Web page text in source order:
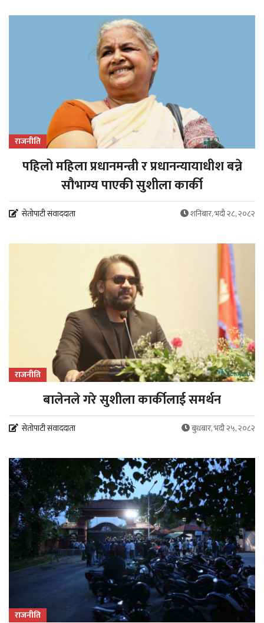
राजनीति
पहिलो महिला प्रधानमन्त्री र प्रधानन्यायाधीश बन्ने
सौभाग्य पाएकी सुशीला कार्की
सेतोपाटी संवाददाता शनिबार, भदौ २८, २०८२
राजनीति
बालेनले गरे सुशीला कार्कीलाई समर्थन
सेतोपाटी संवाददाता बुधबार, भदौ २५, २०८२
राजनीति